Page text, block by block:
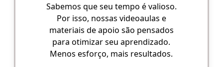
Sabemos que seu tempo é valioso.
Por isso, nossas videoaulas e
materiais de apoio são pensados
para otimizar seu aprendizado.
Menos esforço, mais resultados.